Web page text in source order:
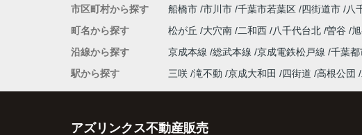
市区町村から探す 船橋市 市川市 千葉市若葉区 四街道市 八
町名から探す
松が丘 大穴南 二和西 八千代台北 曽谷
沿線から探す
京成本線 総武本線 京成電鉄松戸線 千葉
駅から探す
三咲 滝不動 京成大和田 四街道 高根公団
アズリンクス不動産販売